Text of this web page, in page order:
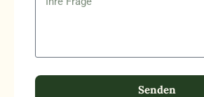
Senden